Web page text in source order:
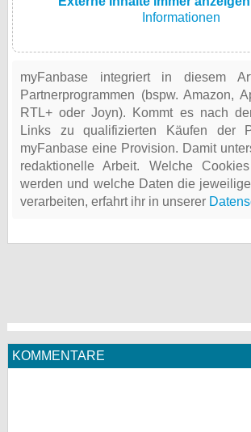
Informationen
myFanbase integriert in diesem
Partnerprogrammen (bspw. Amazon,
RTL+ oder Joyn). Kommt es nach
Links zu qualifizierten Käufen der
myFanbase eine Provision. Damit
redaktionelle Arbeit. Welche
werden und welche Daten die
verarbeiten, erfahrt ihr in unserer
KOMMENTARE